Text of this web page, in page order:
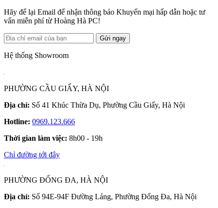
Hãy để lại Email để nhận thông báo Khuyến mại hấp dẫn hoặc tư
vấn miễn phí từ Hoàng Hà PC!
Gửi ngay
Hệ thống Showroom
PHƯỜNG CẦU GIẤY, HÀ NỘI
Địa chỉ: Số 41 Khúc Thừa Dụ, Phường Cầu Giấy, Hà Nội
Hotline: 0969.123.666
Thời gian làm việc: 8h00 - 19h
Chỉ đường tới đây
PHƯỜNG ĐỐNG ĐA, HÀ NỘI
Địa chỉ: Số 94E-94F Đường Láng, Phường Đống Đa, Hà Nội